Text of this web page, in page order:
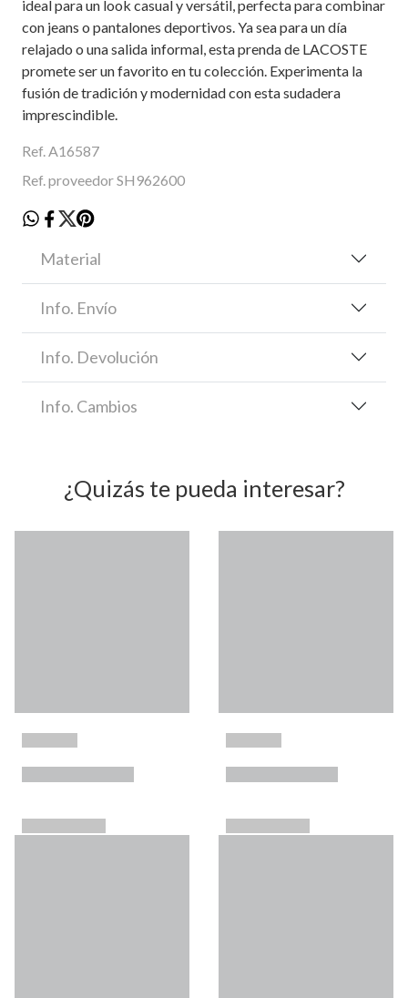
ideal para un look casual y versátil, perfecta para combinar
con jeans o pantalones deportivos. Ya sea para un día
relajado o una salida informal, esta prenda de LACOSTE
promete ser un favorito en tu colección. Experimenta la
fusión de tradición y modernidad con esta sudadera
imprescindible.
Ref. A16587
Ref. proveedor SH962600
Material
Info. Envío
Info. Devolución
Info. Cambios
¿Quizás te pueda interesar?